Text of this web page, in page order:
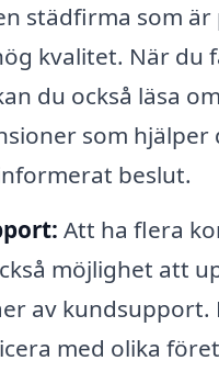
städfirma som är
kvalitet. När du
du också läsa
som hjälper
beslut.
Att ha flera
möjlighet att
av kundsupport.
med olika